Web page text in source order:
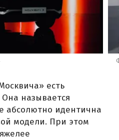
есть
Она называется
абсолютно идентична
модели. При этом